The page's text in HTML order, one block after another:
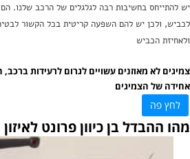
יש להתייחס בחשיבות רבה לגלגלים של הרכב שלנו.
לכביש, ולכן יש להם השפעה קריטית בכל הקשור
ולאחיזת הכביש
צמיגים לא מאוזנים עשויים לגרום לרעידות
אחידה של הצמיגים
לחץ פה
מהו ההבדל בן כיוון פרונט